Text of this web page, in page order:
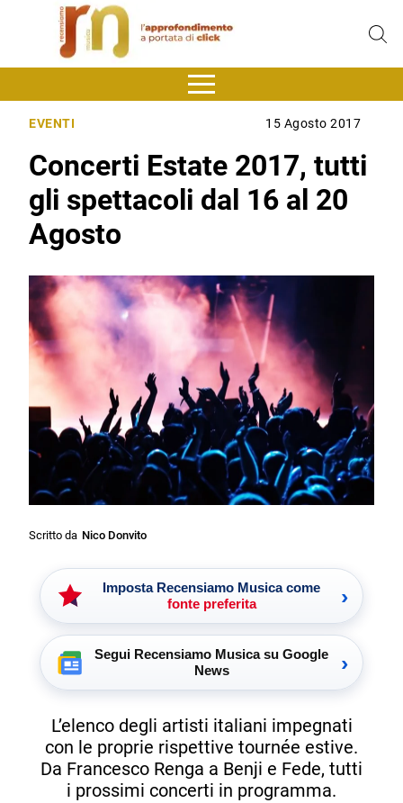
EVENTI 15 Agosto 2017
Concerti Estate 2017, tutti
gli spettacoli dal 16 al 20
Agosto
Scritto da Nico Donvito
Imposta Recensiamo Musica come
fonte preferita
›
Segui Recensiamo Musica su Google
News
›
L’elenco degli artisti italiani impegnati
con le proprie rispettive tournée estive.
Da Francesco Renga a Benji e Fede, tutti
i prossimi concerti in programma.